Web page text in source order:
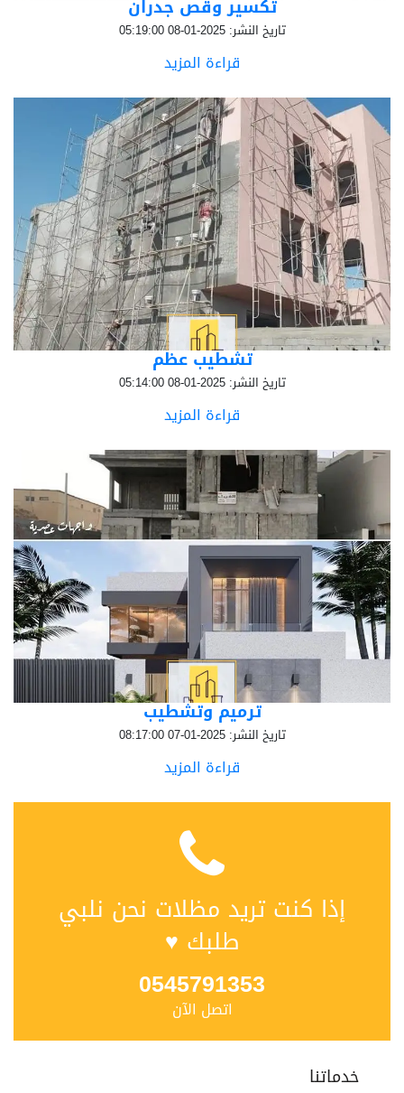
تكسير وقص جدران
تاريخ النشر: 2025-01-08 05:19:00
قراءة المزيد
تشطيب عظم
تاريخ النشر: 2025-01-08 05:14:00
قراءة المزيد
ترميم وتشطيب
تاريخ النشر: 2025-01-07 08:17:00
قراءة المزيد
إذا كنت تريد مظلات نحن نلبي
طلبك ♥
0545791353
اتصل الآن
خدماتنا